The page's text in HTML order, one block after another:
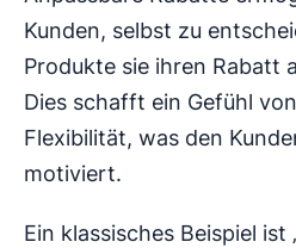
Kunden, selbst zu
Produkte sie ihren Rabatt
Dies schafft ein Gefühl
Flexibilität, was den
motiviert.
Ein klassisches Beispiel ist